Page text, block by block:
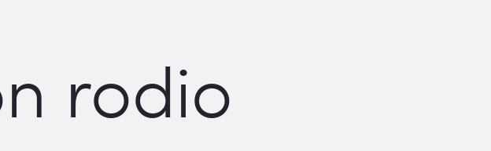
rodio